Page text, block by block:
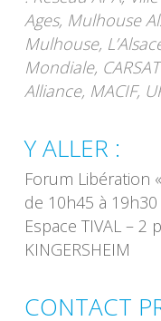
Ages, Mulhouse
Mulhouse,
Mondiale,
Alliance, MACIF,
Y ALLER :
Forum Libération
de 10h45 à 19h30
Espace TIVAL – 2
KINGERSHEIM
CONTACT